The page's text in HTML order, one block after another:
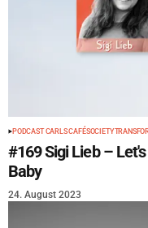
PODCAST CARLS CAFÉSOCIETY
#169 Sigi Lieb –
Baby
24. August 2023